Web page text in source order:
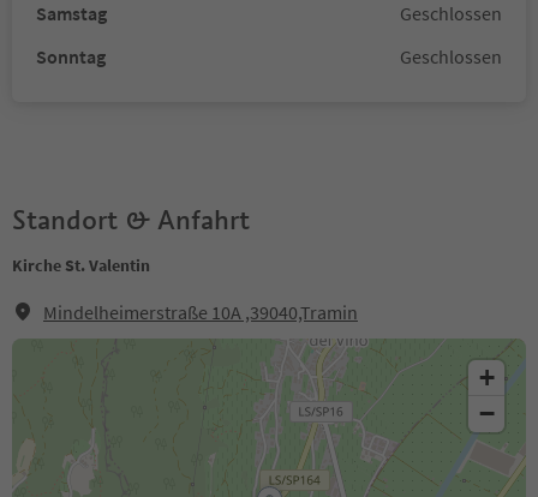
Samstag
Geschlossen
Sonntag
Geschlossen
Standort & Anfahrt
Kirche St. Valentin
Mindelheimerstraße 10A ,39040,Tramin
+
−